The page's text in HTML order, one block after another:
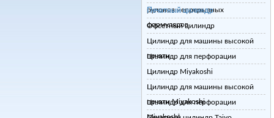
рулонов непрерывных
формуляров
Печатный цилиндр
Офсетный цилиндр
Цилиндр для машины высокой
печати
Цилиндр для перфорации
Цилиндр Miyakoshi
Цилиндр для машины высокой
печати Miyakoshi
Цилиндр для перфорации